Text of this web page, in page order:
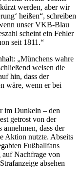
werden, aber wir
heißen“, schreiben
unser VKB-Blau
scheint ein Fehler
seit 1811.“
„Münchens wahre
weisen die
hin, dass der
wäre, wenn er bei
im Dunkeln – den
getrost von der
dass der
Aktion nutzte. Abseits
Fußballfans
auf Nachfrage von
absehen